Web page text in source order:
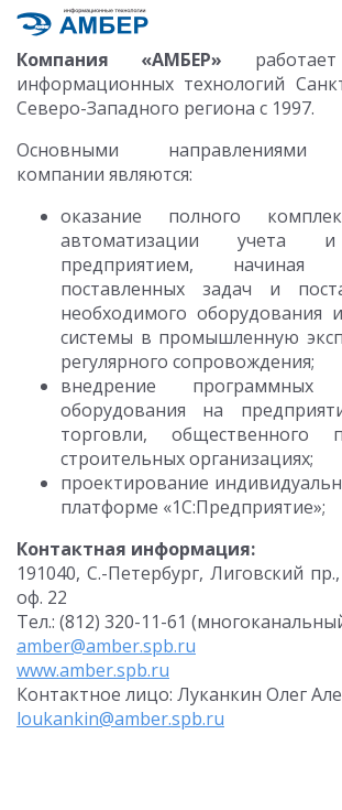
Компания «АМБЕР»
информационных технологий
Северо-Западного региона с 1997.
Основными направлениями
компании являются:
оказание полного
автоматизации учета и
предприятием,
поставленных задач и
необходимого
системы в промышленную
регулярного сопровождения;
внедрение
оборудования на
торговли,
строительных организациях;
проектирование
платформе «1С:Предприятие»;
Контактная информация:
191040, С.-Петербург, Лиговский
оф. 22
Тел.: (812) 320-11-61
amber@amber.spb.ru
www.amber.spb.ru
Контактное лицо: Луканкин Олег
loukankin@amber.spb.ru